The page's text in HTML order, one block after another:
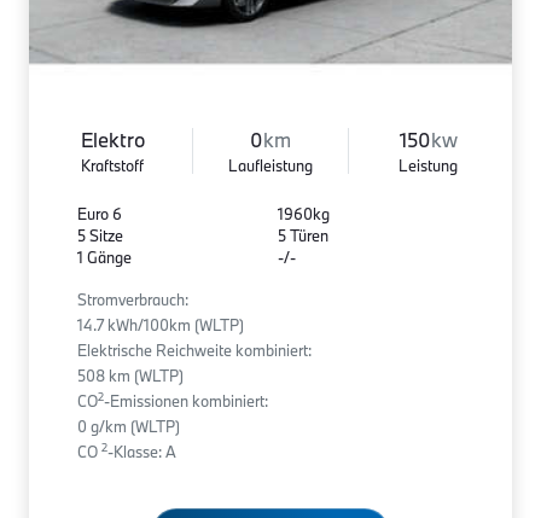
Elektro
Kraftstoff
0km
Laufleistung
150kw
Leistung
Euro 6
5 Sitze
1 Gänge
1960kg
5 Türen
-/-
Stromverbrauch:
14.7 kWh/100km (WLTP)
Elektrische Reichweite kombiniert:
508 km (WLTP)
CO2-Emissionen kombiniert:
0 g/km (WLTP)
CO 2-Klasse: A